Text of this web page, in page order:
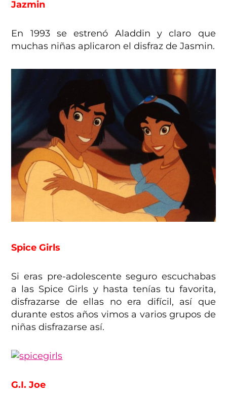
Jazmin
En 1993 se estrenó Aladdin y claro que
muchas niñas aplicaron el disfraz de Jasmin.
Spice Girls
Si eras pre-adolescente seguro escuchabas
a las Spice Girls y hasta tenías tu favorita,
disfrazarse de ellas no era difícil, así que
durante estos años vimos a varios grupos de
niñas disfrazarse así.
G.I. Joe